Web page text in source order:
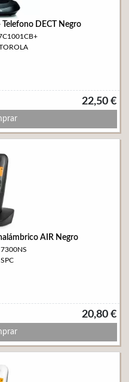
DECT Negro
22,50 €
AIR Negro
20,80 €